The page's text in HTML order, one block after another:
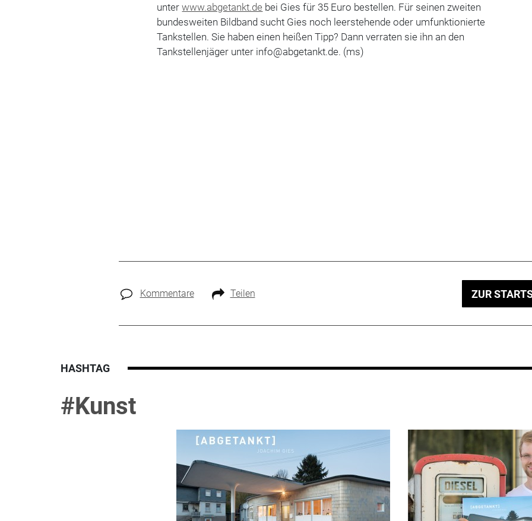
unterwww.abgetankt.de bei Gies für 35 Euro bestellen. Für seinen zweiten
bundesweiten Bildband sucht Gies noch leerstehende oder umfunktionierte
Tankstellen. Sie haben einen heißen Tipp? Dann verraten sie ihn an den
Tankstellenjäger unter info@abgetankt.de. (ms)
Kommentare Teilen ZUR
HASHTAG
#Kunst